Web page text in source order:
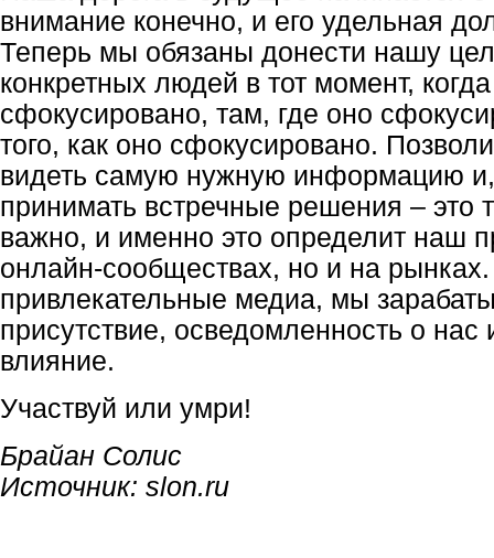
внимание конечно, и его удельная
Теперь мы обязаны донести нашу
конкретных людей в тот момент,
сфокусировано, там, где оно
того, как оно сфокусировано.
видеть самую нужную информацию
принимать встречные решения – это
важно, и именно это определит наш
онлайн-сообществах, но и на
привлекательные медиа, мы
присутствие, осведомленность о нас
влияние.
Участвуй или умри!
Брайан Солис
Источник: slon.ru